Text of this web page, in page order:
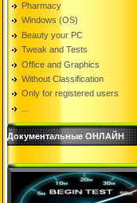
Pharmacy
Windows (OS)
Beauty your PC
Tweak and Tests
Office and Graphics
Without Classification
Only for registered users
Документальные ОНЛАЙН